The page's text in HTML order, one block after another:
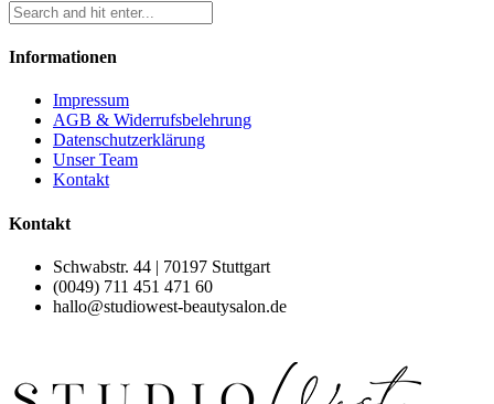
Informationen
Impressum
AGB & Widerrufsbelehrung
Datenschutzerklärung
Unser Team
Kontakt
Kontakt
Schwabstr. 44 | 70197 Stuttgart
(0049) 711 451 471 60
hallo@studiowest-beautysalon.de